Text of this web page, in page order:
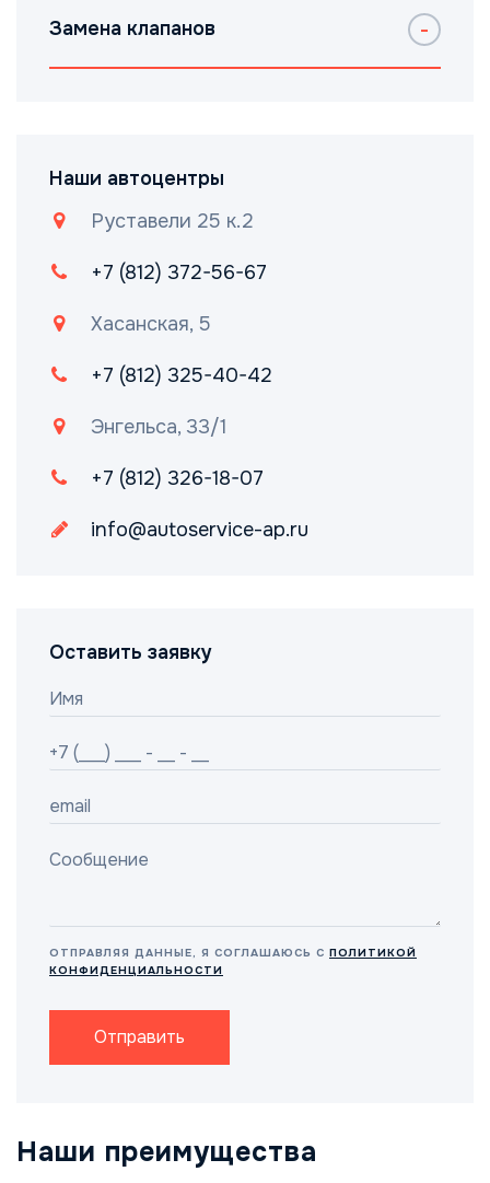
Замена клапанов
Наши автоцентры
Руставели 25 к.2
+7 (812) 372-56-67
Хасанская, 5
+7 (812) 325-40-42
Энгельса, 33/1
+7 (812) 326-18-07
info@autoservice-ap.ru
Оставить заявку
ОТПРАВЛЯЯ ДАННЫЕ, Я СОГЛАШАЮСЬ С ПОЛИТИКОЙ
КОНФИДЕНЦИАЛЬНОСТИ
Отправить
Наши преимущества